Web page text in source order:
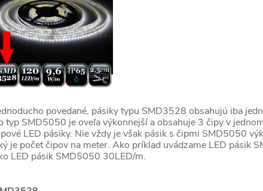
povedané, pásiky typu SMD3528 obsahujú iba
typ SMD5050 je oveľa výkonnejší a obsahuje 3 čipy v
LED pásiky. Nie vždy je však pásik s čipmi SMD5050
je počet čipov na meter. Ako príklad uvádzame LED pásik
LED pásik SMD5050 30LED/m.